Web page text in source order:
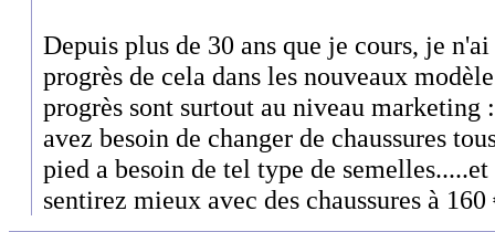
Depuis plus de 30 ans que je cours, je
progrès de cela dans les nouveaux
progrès sont surtout au niveau marketing
avez besoin de changer de chaussures
pied a besoin de tel type de
sentirez mieux avec des chaussures à